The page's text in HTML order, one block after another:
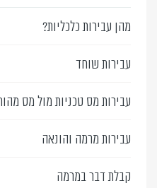
מהן עבירות כלכליות?
עבירות שוחד
עבירות מס טכניות מול מס
עבירות מרמה והונאה
קבלת דבר במרמה